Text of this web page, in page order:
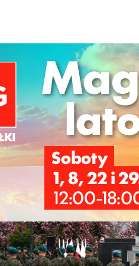
Z życia miasta / 81 lat
08/05/2026 / 3 Komentarzy
się II Wojna